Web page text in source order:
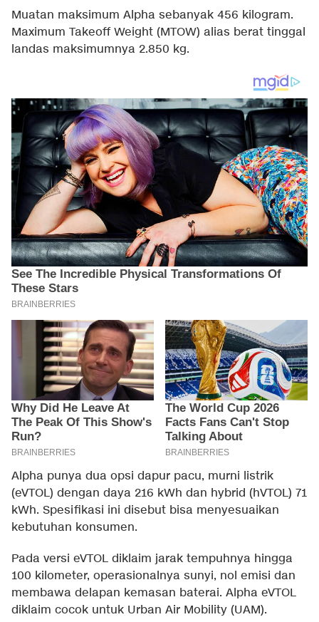
Muatan maksimum Alpha sebanyak 456 kilogram.
Maximum Takeoff Weight (MTOW) alias berat tinggal
landas maksimumnya 2.850 kg.
Alpha punya dua opsi dapur pacu, murni listrik
(eVTOL) dengan daya 216 kWh dan hybrid (hVTOL) 71
kWh. Spesifikasi ini disebut bisa menyesuaikan
kebutuhan konsumen.
Pada versi eVTOL diklaim jarak tempuhnya hingga
100 kilometer, operasionalnya sunyi, nol emisi dan
membawa delapan kemasan baterai. Alpha eVTOL
diklaim cocok untuk Urban Air Mobility (UAM).